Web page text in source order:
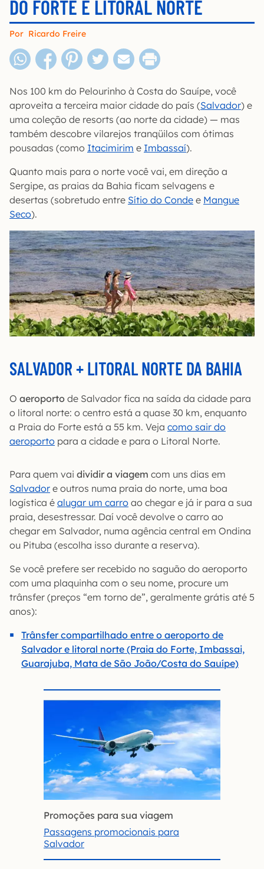
DO FORTE E LITORAL NORTE
Por Ricardo Freire
Nos 100 km do Pelourinho à Costa do Sauípe, você
aproveita a terceira maior cidade do país (Salvador) e
uma coleção de resorts (ao norte da cidade) — mas
também descobre vilarejos tranqüilos com ótimas
pousadas (como Itacimirim e Imbassaí).
Quanto mais para o norte você vai, em direção a
Sergipe, as praias da Bahia ficam selvagens e
desertas (sobretudo entre Sítio do Conde e Mangue
Seco).
SALVADOR + LITORAL NORTE DA BAHIA
O aeroporto de Salvador fica na saída da cidade para
o litoral norte: o centro está a quase 30 km, enquanto
a Praia do Forte está a 55 km. Veja como sair do
aeroporto para a cidade e para o Litoral Norte.
Para quem vai dividir a viagem com uns dias em
Salvador e outros numa praia do norte, uma boa
logística é alugar um carro ao chegar e já ir para a sua
praia, desestressar. Daí você devolve o carro ao
chegar em Salvador, numa agência central em Ondina
ou Pituba (escolha isso durante a reserva).
Se você prefere ser recebido no saguão do aeroporto
com uma plaquinha com o seu nome, procure um
trânsfer (preços “em torno de”, geralmente grátis até 5
anos):
Trânsfer compartilhado entre o aeroporto de
Salvador e litoral norte (Praia do Forte, Imbassai,
Guarajuba, Mata de São João/Costa do Sauípe)
Promoções para sua viagem
Passagens promocionais para
Salvador